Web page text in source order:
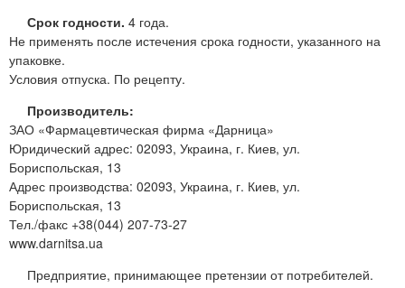
Срок годности. 4 года.
Не применять после истечения срока годности, указанного на
упаковке.
Условия отпуска. По рецепту.
Производитель:
ЗАО «Фармацевтическая фирма «Дарница»
Юридический адрес: 02093, Украина, г. Киев, ул.
Бориспольская, 13
Адрес производства: 02093, Украина, г. Киев, ул.
Бориспольская, 13
Тел./факс +38(044) 207-73-27
www.darnitsa.ua
Предприятие, принимающее претензии от потребителей.